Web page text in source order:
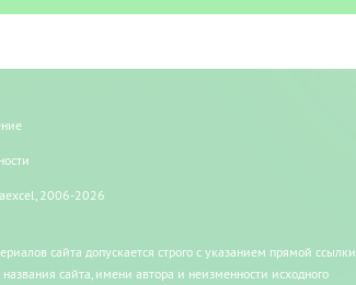
2006-2026
сайта допускается строго с указанием прямой ссылки
сайта, имени автора и неизменности исходного